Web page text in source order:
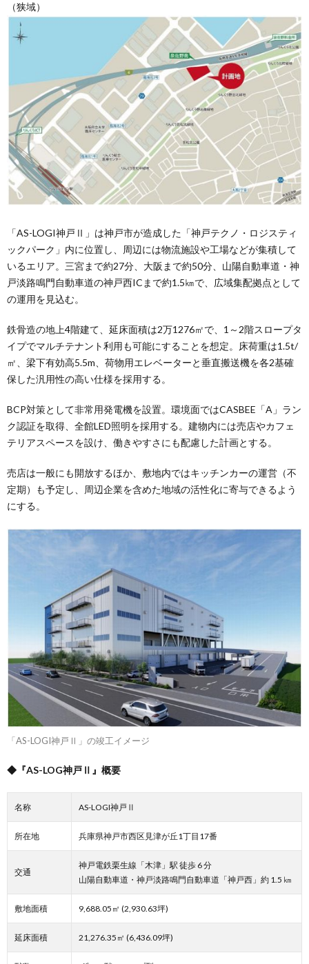
（狭域）
「AS-LOGI神戸Ⅱ」は神戸市が造成した「神戸テクノ・ロジスティ
ックパーク」内に位置し、周辺には物流施設や工場などが集積して
いるエリア。三宮まで約27分、大阪まで約50分、山陽自動車道・神
戸淡路鳴門自動車道の神戸西ICまで約1.5㎞で、広域集配拠点として
の運用を見込む。
鉄骨造の地上4階建て、延床面積は2万1276㎡で、1～2階スロープタ
イプでマルチテナント利用も可能にすることを想定。床荷重は1.5t/
㎡、梁下有効高5.5m、荷物用エレベーターと垂直搬送機を各2基確
保した汎用性の高い仕様を採用する。
BCP対策として非常用発電機を設置。環境面ではCASBEE「A」ラン
ク認証を取得、全館LED照明を採用する。建物内には売店やカフェ
テリアスペースを設け、働きやすさにも配慮した計画とする。
売店は一般にも開放するほか、敷地内ではキッチンカーの運営（不
定期）も予定し、周辺企業を含めた地域の活性化に寄与できるよう
にする。
「AS-LOGI神戸Ⅱ」の竣工イメージ
◆『AS-LOG神戸Ⅱ』概要
名称 AS-LOGI神戸Ⅱ
所在地 兵庫県神戸市西区見津が丘1丁目17番
交通
神戸電鉄栗生線「木津」駅 徒歩 6 分
山陽自動車道・神戸淡路鳴門自動車道「神戸西」約 1.5 ㎞
敷地面積 9,688.05㎡ (2,930.63坪)
延床面積 21,276.35㎡ (6,436.09坪)